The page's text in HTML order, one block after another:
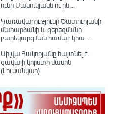
ունի Մանուկյանն ու ին ...
Կառավարությունը Ծատուրյանի
մահարձանի և գերեզմանի
բարեկարգման համար կհա ...
Սիլվա Հակոբյանը հայտնել է
ցավալի կորստի մասին
(Լուսանկար)